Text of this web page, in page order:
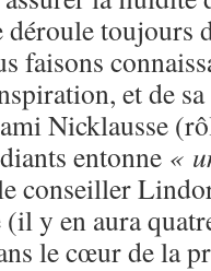
toujours
faisons
et de
Nicklausse
entonne «
conseiller
y en aura
le cœur de la